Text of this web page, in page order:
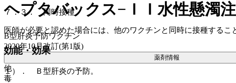
７．３． 同時接種
医師が必要と認めた場合には、他のワクチンと同時に接種するこ
効能・効果
１）． Ｂ型肝炎の予防。
ヘプタバックス−ＩＩ水性懸濁
B型肝炎予防ワクチン
2020年10月改訂(第1版)
薬剤情報
他
毒